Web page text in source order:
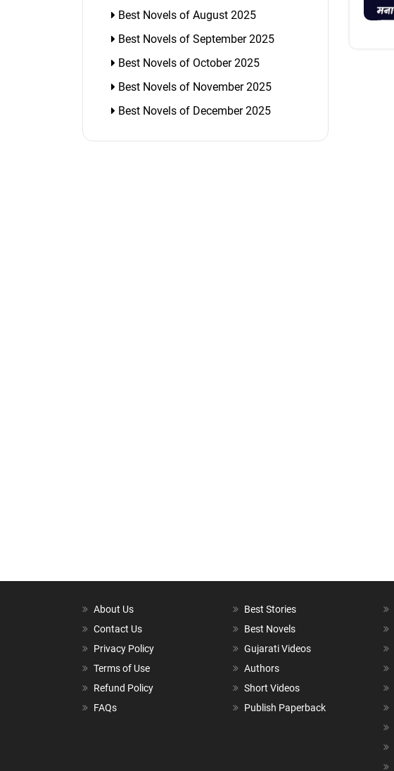
Best Novels of August 2025
Best Novels of September 2025
Best Novels of October 2025
Best Novels of November 2025
Best Novels of December 2025
About Us
Contact Us
Privacy Policy
Terms of Use
Refund Policy
FAQs
Best Stories
Best Novels
Gujarati Videos
Authors
Short Videos
Publish Paperback